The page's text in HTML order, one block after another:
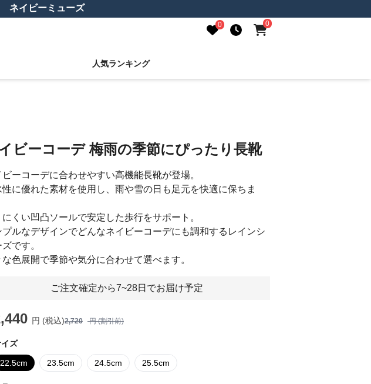
ネイビーミューズ
0 0
人気ランキング
ビーコーデ 梅雨の季節にぴったり長靴
ビーコーデに合わせやすい高機能長靴が登場。
性に優れた素材を使用し、雨や雪の日も足元を快適に保ちま
にくい凹凸ソールで安定した歩行をサポート。
プルなデザインでどんなネイビーコーデにも調和するレインシ
ズです。
な色展開で季節や気分に合わせて選べます。
ご注文確定から7~28日でお届け予定
円 (税込)2,720 円 (割引前)
ズ
22.5cm 23.5cm 24.5cm 25.5cm